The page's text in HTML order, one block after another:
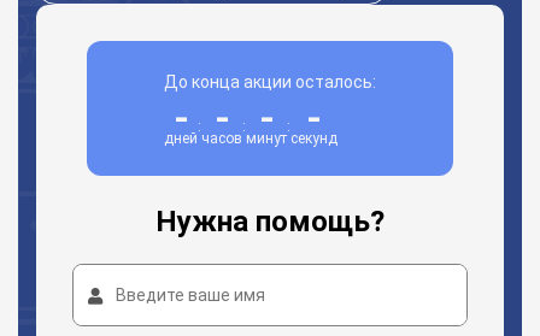
До конца акции осталось:
-
дней
: -
часов
: -
минут
: -
секунд
Нужна помощь?